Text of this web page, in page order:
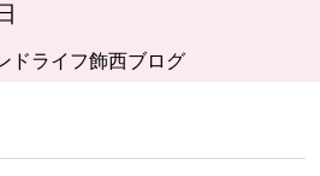
ドライフ飾西ブログ